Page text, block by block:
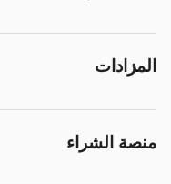
المزادات
منصة الشراء